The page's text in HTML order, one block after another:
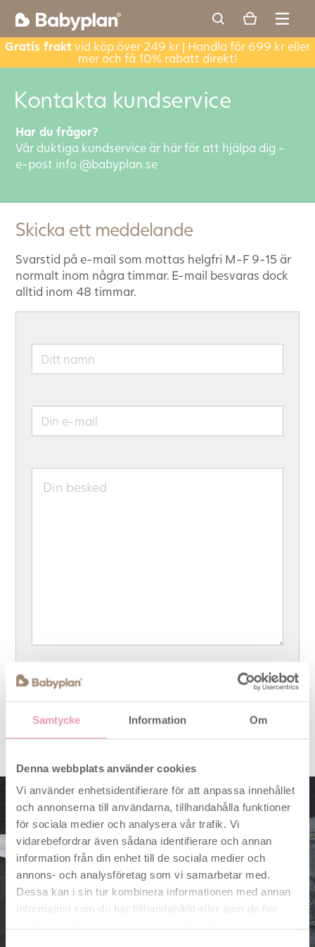
Gratis fraktvid köp över 249 kr | Handla för 699 kr eller
mer och få 10% rabatt direkt!
Samtycke Information Om
Denna webbplats använder cookies
Vi använder enhetsidentifierare för att anpassa innehållet
och annonserna till användarna, tillhandahålla funktioner
för sociala medier och analysera vår trafik. Vi
vidarebefordrar även sådana identifierare och annan
information från din enhet till de sociala medier och
annons- och analysföretag som vi samarbetar med.
Dessa kan i sin tur kombinera informationen med annan
information som du har tillhandahållit eller som de har
Kontakta kundservice
Har du frågor?
Vår duktiga kundservice är här för att hjälpa dig -
e-post info @babyplan.se
Skicka ett meddelande
Svarstid på e-mail som mottas helgfri M-F 9-15 är
normalt inom några timmar. E-mail besvaras dock
alltid inom 48 timmar.
Babydrömmar?
Lägg en plan.